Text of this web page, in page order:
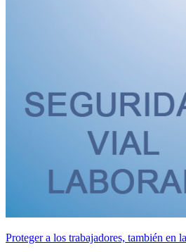
Proteger a los trabajadores, también en